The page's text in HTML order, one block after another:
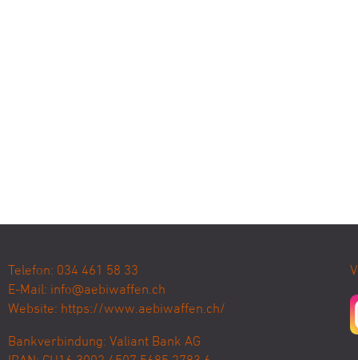
Telefon: 034 461 58 33
E-Mail: info@aebiwaffen.ch
Website: https://www.aebiwaffen.ch/
Bankverbindung: Valiant Bank AG